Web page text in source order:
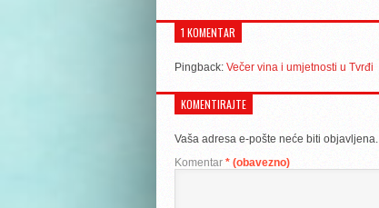
1 KOMENTAR
Pingback: Večer vina i umjetnosti u Tvrđi
KOMENTIRAJTE
Vaša adresa e-pošte neće biti objavljena.
Komentar * (obavezno)